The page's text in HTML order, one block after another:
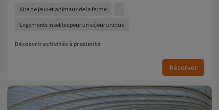
Aire de jeux et animaux de la ferme
Logements insolites pour un séjour unique
Découvrir activités à proximité
Réserver